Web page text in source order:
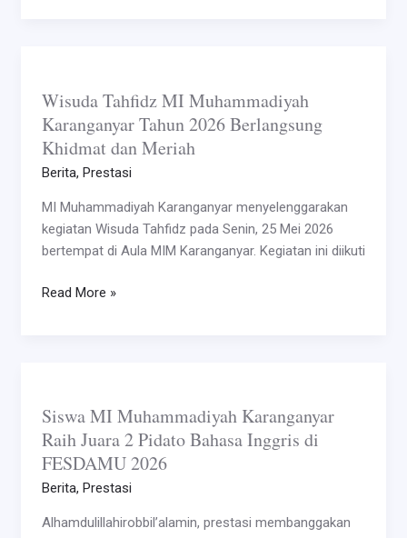
Wisuda Tahfidz MI Muhammadiyah
Karanganyar Tahun 2026 Berlangsung
Khidmat dan Meriah
Berita, Prestasi
MI Muhammadiyah Karanganyar menyelenggarakan
kegiatan Wisuda Tahfidz pada Senin, 25 Mei 2026
bertempat di Aula MIM Karanganyar. Kegiatan ini diikuti
MI
Muhammadiyah
Karanganyar
Tahun
Berlangsung
Khidmat
dan
Read More »
Siswa MI Muhammadiyah Karanganyar
Raih Juara 2 Pidato Bahasa Inggris di
FESDAMU 2026
Berita, Prestasi
Alhamdulillahirobbil’alamin, prestasi membanggakan
Muhammadiyah
Karanganyar
Raih
Juara
Pidato